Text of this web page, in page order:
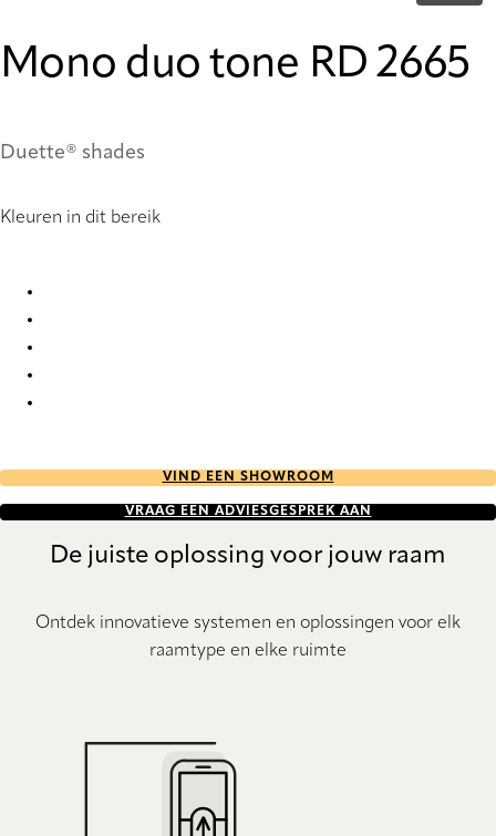
Mono duo tone RD 2665
Duette® shades
Kleuren in dit bereik
VIND EEN SHOWROOM
VRAAG EEN ADVIESGESPREK AAN
De juiste oplossing voor jouw raam
Ontdek innovatieve systemen en oplossingen voor elk
raamtype en elke ruimte